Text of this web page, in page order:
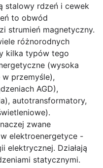
stalowy rdzeń i cewek
to obwód
strumień magnetyczny.
różnorodnych
kilka typów tego
(wysoka
przemyśle),
AGD),
autotransformatory,
zwane
elektroenergetyce -
elektrycznej. Działają
statycznymi.